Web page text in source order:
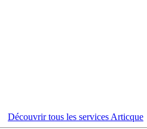
Découvrir tous les services Articque